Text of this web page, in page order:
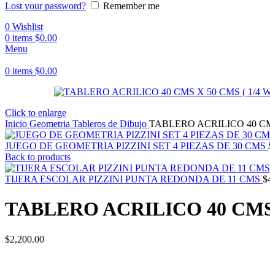
Lost your password?
Remember me
0 Wishlist
0 items $0.00
Menu
0 items $0.00
Click to enlarge
Inicio Geometria Tableros de Dibujo TABLERO ACRILICO 40
JUEGO DE GEOMETRIA PIZZINI SET 4 PIEZAS DE 30 CMS
Back to products
TIJERA ESCOLAR PIZZINI PUNTA REDONDA DE 11 CMS $
TABLERO ACRILICO 40
$2,200.00